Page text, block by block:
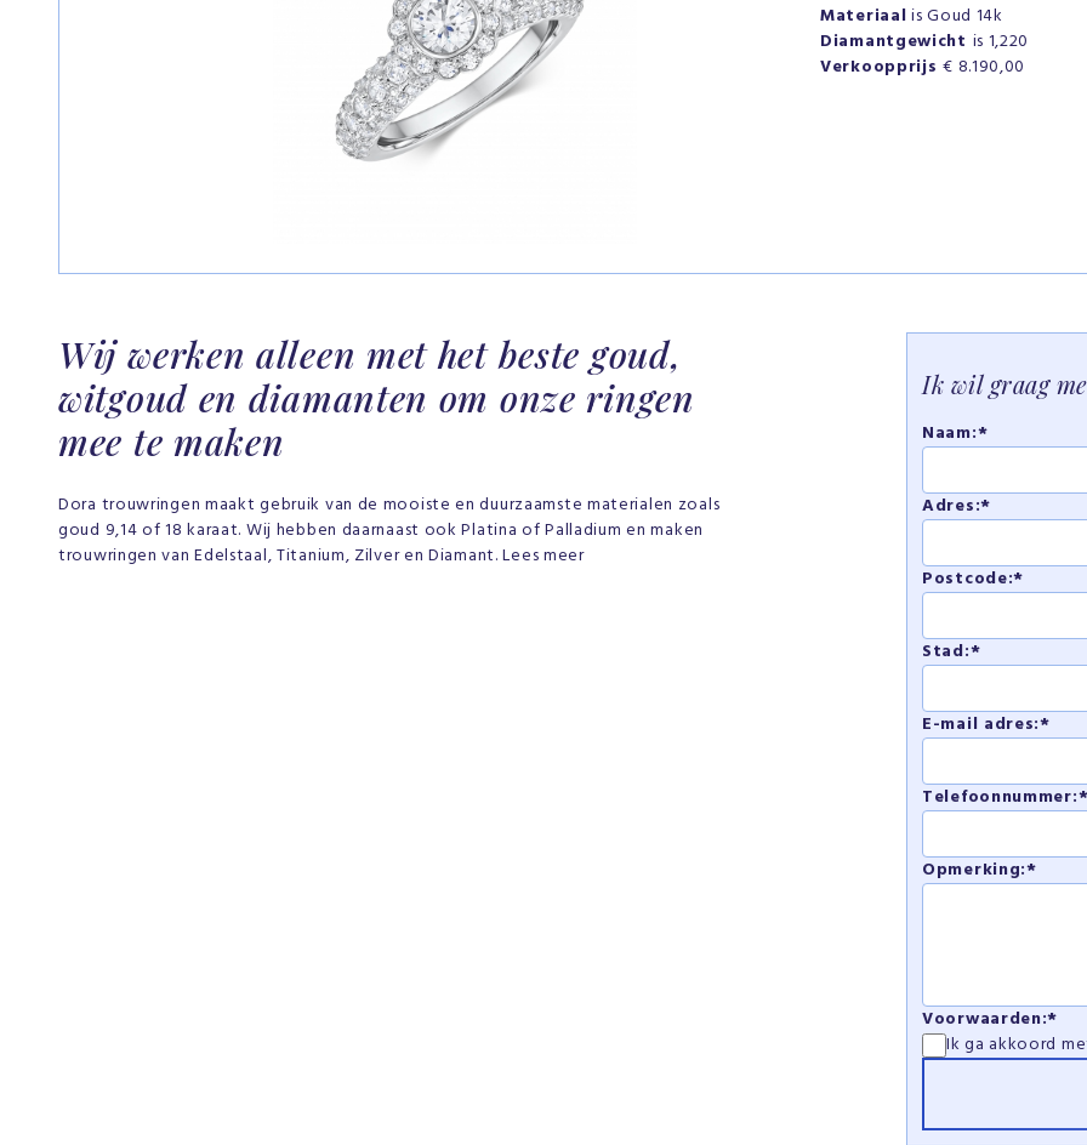
Materiaalis Goud 14k
Diamantgewicht is 1,220
Verkoopprijs€ 8.190,00
Wij werken alleen met het beste goud,
witgoud en diamanten om onze ringen
mee te maken
Dora trouwringen maakt gebruik van de mooiste en duurzaamste materialen zoals
goud 9,14 of 18 karaat. Wij hebben daarnaast ook Platina of Palladium en maken
trouwringen van Edelstaal, Titanium, Zilver en Diamant. Lees meer
Ik wil graag
Naam:*
Adres:*
Postcode:*
Stad:*
E-mail adres:*
Opmerking:*
Voorwaarden:*
Ik ga akkoord